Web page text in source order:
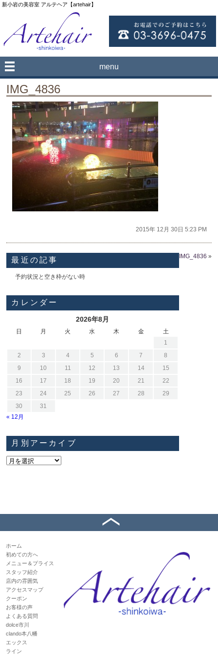
新小岩の美容室 アルテヘア【artehair】
menu
IMG_4836
2015年 12月 30日 5:23 PM
IMG_4836 »
最近の記事
予約状況と空き枠がない時
カレンダー
2026年8月
日 月 火 水 木 金
土
1
2
3 4 5 6 7
8
9
10 11 12 13 14
15
16
17 18 19 20 21
22
23
24 25 26 27 28
29
30
31
« 12月
月別アーカイブ
ホーム
初めての方へ
メニュー＆プライス
スタッフ紹介
店内の雰囲気
アクセスマップ
クーポン
お客様の声
よくある質問
dolce市川
clando本八幡
エックス
ライン